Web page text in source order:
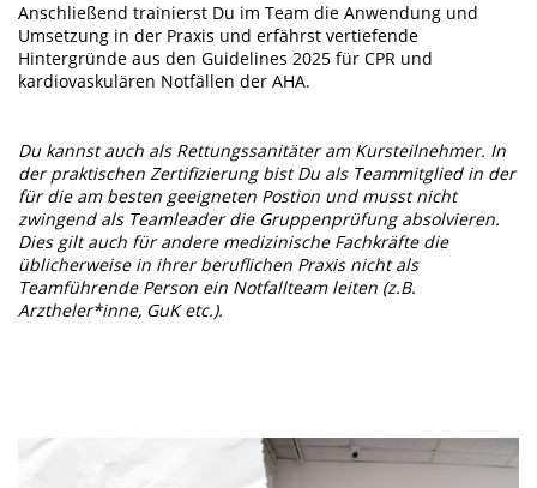
Anschließend trainierst Du im Team die Anwendung und
Umsetzung in der Praxis und erfährst vertiefende
Hintergründe aus den Guidelines 2025 für CPR und
kardiovaskulären Notfällen der AHA.
Du kannst auch als Rettungssanitäter am Kursteilnehmer. In
der praktischen Zertifizierung bist Du als Teammitglied in der
für die am besten geeigneten Postion und musst nicht
zwingend als Teamleader die Gruppenprüfung absolvieren.
Dies gilt auch für andere medizinische Fachkräfte die
üblicherweise in ihrer beruflichen Praxis nicht als
Teamführende Person ein Notfallteam leiten (z.B.
Arztheler*inne, GuK etc.).